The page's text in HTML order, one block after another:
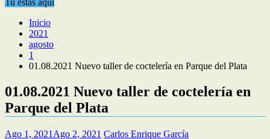
Tu estas aquí
Inicio
2021
agosto
1
01.08.2021 Nuevo taller de coctelería en Parque del Plata
01.08.2021 Nuevo taller de coctelería en
Parque del Plata
Ago 1, 2021 Ago 2, 2021 Carlos Enrique García